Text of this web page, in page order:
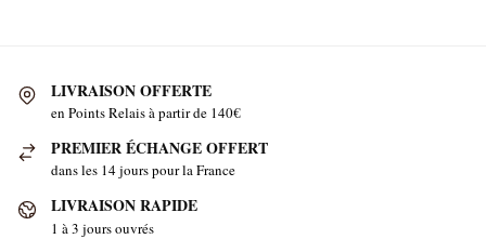
LIVRAISON OFFERTE
en Points Relais à partir de 140€
PREMIER ÉCHANGE OFFERT
dans les 14 jours pour la France
LIVRAISON RAPIDE
1 à 3 jours ouvrés